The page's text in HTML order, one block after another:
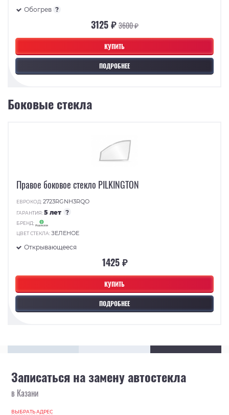
КУПИТЬ
ПОДРОБНЕЕ
Обогрев ?
3125 ₽3600 ₽
Боковые стекла
КУПИТЬ
ПОДРОБНЕЕ
Правое боковое стекло PILKINGTON
ЕВРОКОД:2723RGNH3RQO
ГАРАНТИЯ:5 лет ?
БРЕНД:
ЦВЕТ СТЕКЛА:ЗЕЛЕНОЕ
Открывающееся
1425 ₽
Записаться на замену автостекла
в Казани
ВЫБРАТЬ АДРЕС